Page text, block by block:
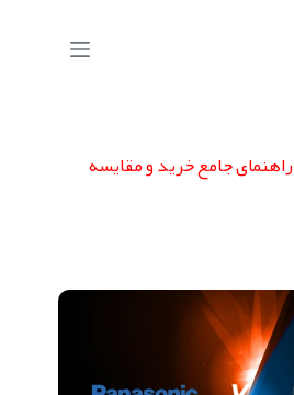
راهنمای جامع خرید و مقایسه